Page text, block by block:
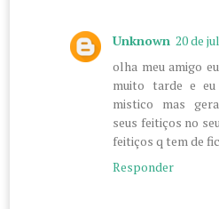
Unknown 20 de
olha meu amigo
muito tarde e
mistico mas
seus feitiços no
feitiços q tem de
Responder